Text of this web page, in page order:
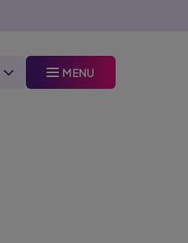
MENU